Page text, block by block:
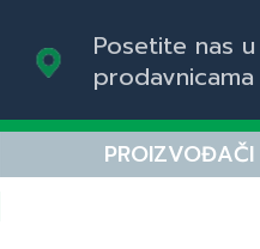
Posetite nas
prodavnicama
PROIZVOĐAČI